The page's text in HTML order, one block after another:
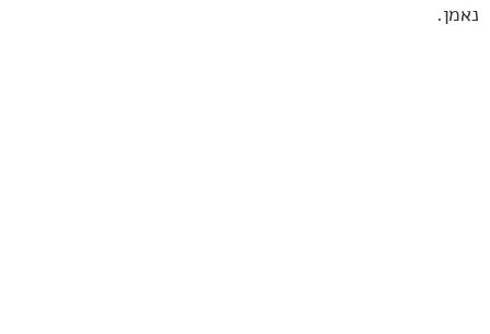
נאמן.